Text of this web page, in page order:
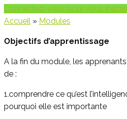
Connectez-vous pour vous
Accueil » Modules
Objectifs d’apprentissage
A la fin du module, les
de :
1.comprendre ce qu’est
pourquoi elle est importante